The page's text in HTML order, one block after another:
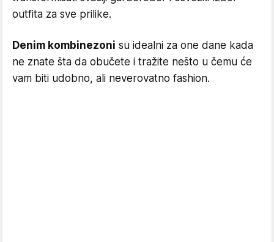
outfita za sve prilike.
Denim kombinezoni su idealni za one dane kada
ne znate šta da obučete i tražite nešto u čemu će
vam biti udobno, ali neverovatno fashion.